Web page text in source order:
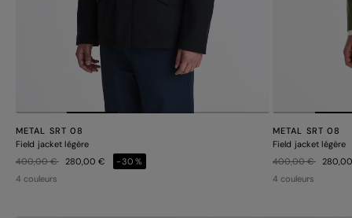
METAL SRT 08
Field jacket légère
Prix réduit de
400,00 €à 280,00 €
-30%
4 couleurs
METAL SRT 08
Field jacket légère
Prix réduit de
400,00 €à
4 couleurs